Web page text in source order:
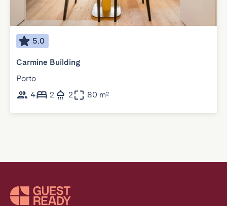
5.0
Carmine Building
Porto
4
2 2 80 m²